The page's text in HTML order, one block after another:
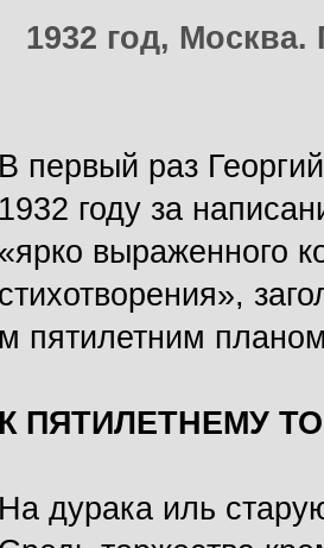
1932 год,
В первый раз
1932 году за
«ярко выраженного
стихотворения»,
м пятилетним
К ПЯТИЛЕТНЕМУ
На дурака иль